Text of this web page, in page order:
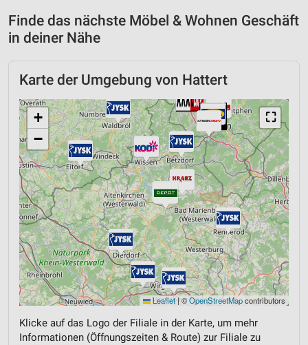
Finde das nächste Möbel & Wohnen Geschäft
in deiner Nähe
Karte der Umgebung von Hattert
⛶
+
−
Leaflet|©OpenStreetMapcontributors
Klicke auf das Logo der Filiale in der Karte, um mehr
Informationen (Öffnungszeiten & Route) zur Filiale zu